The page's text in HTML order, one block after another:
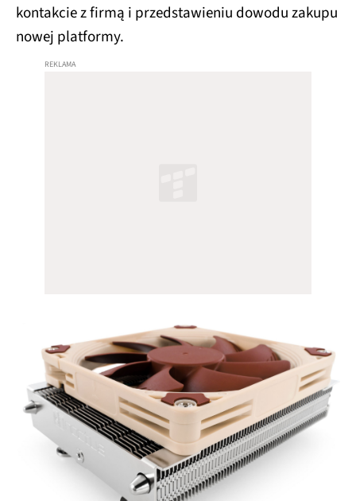
kontakcie z firmą i przedstawieniu dowodu zakupu
nowej platformy.